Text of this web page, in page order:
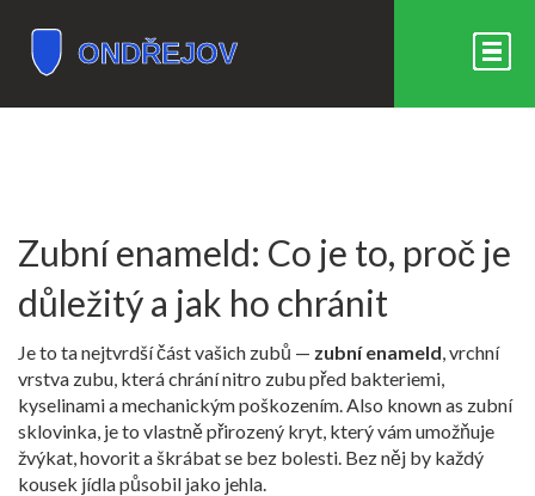
Zubní enameld: Co je to, proč je
důležitý a jak ho chránit
Je to ta nejtvrdší část vašich zubů — zubní enameld,vrchní
vrstva zubu, která chrání nitro zubu před bakteriemi,
kyselinami a mechanickým poškozením. Also known as zubní
sklovinka, je to vlastně přirozený kryt, který vám umožňuje
žvýkat, hovorit a škrábat se bez bolesti. Bez něj by každý
kousek jídla působil jako jehla.